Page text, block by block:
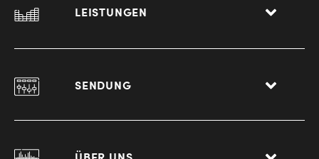
LEISTUNGEN
SENDUNG